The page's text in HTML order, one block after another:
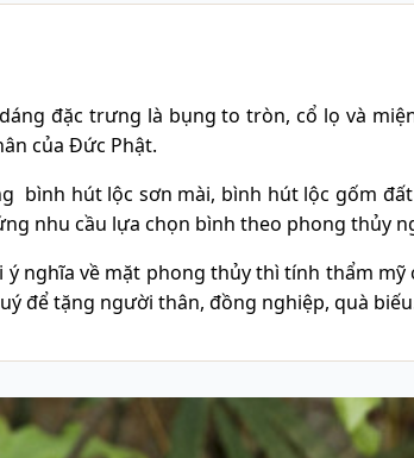
đặc trưng là bụng to tròn, cổ lọ và
của Đức Phật.
bình hút lộc sơn mài, bình hút lộc gốm
nhu cầu lựa chọn bình theo phong thủy
nghĩa về mặt phong thủy thì tính thẩm
để tặng người thân, đồng nghiệp, quà